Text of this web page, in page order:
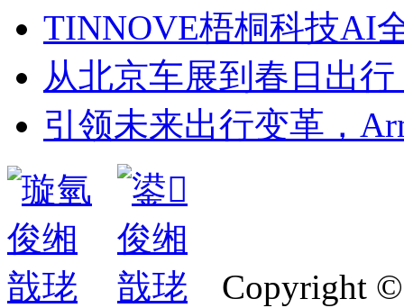
TINNOVE梧桐科技AI
从北京车展到春日出
引领未来出行变革，
Copyright ©